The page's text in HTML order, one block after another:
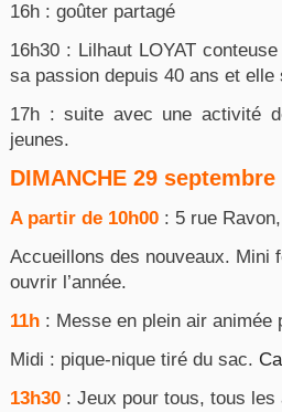
16h : goûter partagé
16h30 : Lilhaut LOYAT
sa passion depuis 40 ans et
17h : suite avec une activité
jeunes.
DIMANCHE 29 septembre
A partir de 10h00 : 5 rue
Accueillons des nouveaux. Mini
ouvrir l’année.
11h : Messe en plein air
Midi : pique-nique tiré du sac.
13h30 : Jeux pour tous, tous